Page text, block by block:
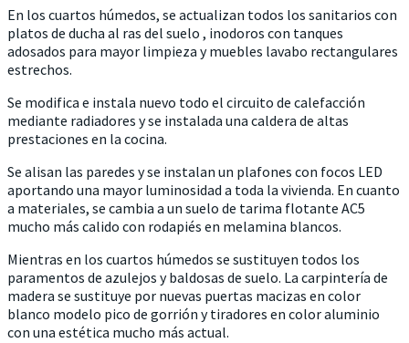
En los cuartos húmedos, se actualizan todos los sanitarios con
platos de ducha al ras del suelo , inodoros con tanques
adosados para mayor limpieza y muebles lavabo rectangulares
estrechos.
Se modifica e instala nuevo todo el circuito de calefacción
mediante radiadores y se instalada una caldera de altas
prestaciones en la cocina.
Se alisan las paredes y se instalan un plafones con focos LED
aportando una mayor luminosidad a toda la vivienda. En cuanto
a materiales, se cambia a un suelo de tarima flotante AC5
mucho más calido con rodapiés en melamina blancos.
Mientras en los cuartos húmedos se sustituyen todos los
paramentos de azulejos y baldosas de suelo. La carpintería de
madera se sustituye por nuevas puertas macizas en color
blanco modelo pico de gorrión y tiradores en color aluminio
con una estética mucho más actual.